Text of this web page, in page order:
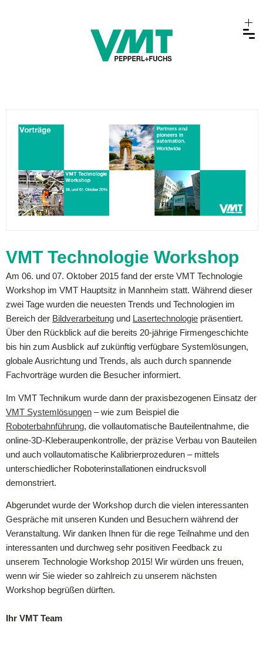
VMT Technologie Workshop
Am 06. und 07. Oktober 2015 fand der erste VMT Technologie
Workshop im VMT Hauptsitz in Mannheim statt. Während dieser
zwei Tage wurden die neuesten Trends und Technologien im
Bereich der Bildverarbeitung und Lasertechnologie präsentiert.
Über den Rückblick auf die bereits 20-jährige Firmengeschichte
bis hin zum Ausblick auf zukünftig verfügbare Systemlösungen,
globale Ausrichtung und Trends, als auch durch spannende
Fachvorträge wurden die Besucher informiert.
Im VMT Technikum wurde dann der praxisbezogenen Einsatz der
VMT Systemlösungen – wie zum Beispiel die
Roboterbahnführung, die vollautomatische Bauteilentnahme, die
online-3D-Kleberaupenkontrolle, der präzise Verbau von Bauteilen
und auch vollautomatische Kalibrierprozeduren – mittels
unterschiedlicher Roboterinstallationen eindrucksvoll
demonstriert.
Abgerundet wurde der Workshop durch die vielen interessanten
Gespräche mit unseren Kunden und Besuchern während der
Veranstaltung. Wir danken Ihnen für die rege Teilnahme und den
interessanten und durchweg sehr positiven Feedback zu
unserem Technologie Workshop 2015! Wir würden uns freuen,
wenn wir Sie wieder so zahlreich zu unserem nächsten
Workshop begrüßen dürften.
Ihr VMT Team